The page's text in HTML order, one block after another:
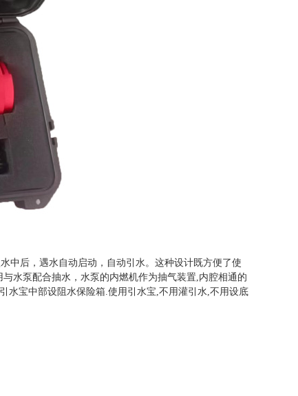
中后，遇水自动启动，自动引水。这种设计既方便了使
水泵配合抽水，水泵的内燃机作为抽气装置,内腔相通的
水宝中部设阻水保险箱.使用引水宝,不用灌引水,不用设底